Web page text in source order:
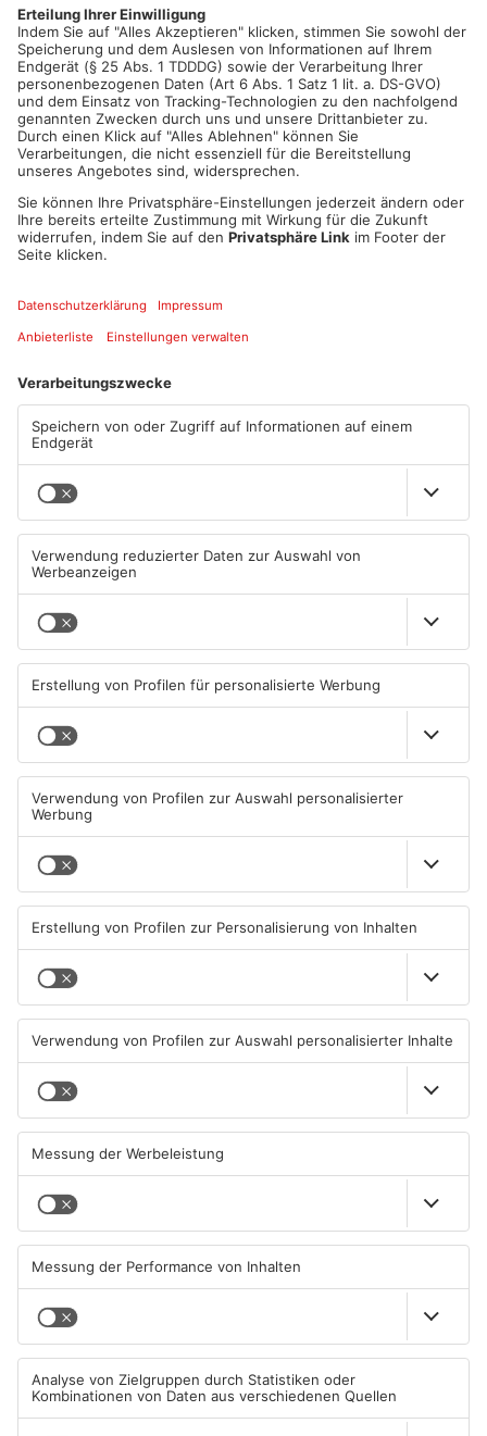
Artikel teilen
ANZEIGE
Mehr aus Sport
Fußball: Bitterer Sonntag für
Vatan Spor, Röllbach, Hain
und Frammersbach
10.08.2026, 05:46 UHR IN SPORT
Sportergebnisse: TVG
gewinnt zum Jubiläum in
09.08.2026, 09:38 UHR IN SPORT
Sportergebnisse: TV
Großwallstadt unterliegt
Rhein-Neckar Löwen
Aschaffenburg verliert
gegen TSV-Aubstadt
Sportergebnisse: TV
Großwallstadt gewinnt den
Untermain-Cup
03.08.2026, 07:38 UHR IN SPORT
TOPNEWS
Sport: Viktoria mit
Traumstart – Alzenau und
Offenbach verlieren